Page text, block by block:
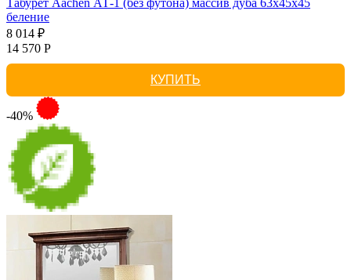
Табурет Aachen АТ-1 (без футона) массив дуба 63х45х45
беление
8 014 ₽
14 570 Р
КУПИТЬ
-40%